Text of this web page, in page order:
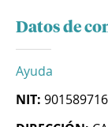
Datos de
Ayuda
NIT: